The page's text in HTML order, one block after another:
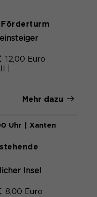
Förderturm
12,00 Euro
|
Mehr dazu
Uhr | Xanten
Insel
8,00 Euro